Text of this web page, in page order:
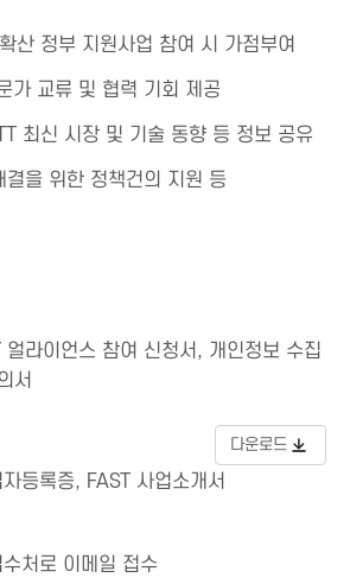
산 정부 지원사업 참여 시 가점부여
가 교류 및 협력 기회 제공
최신 시장 및 기술 동향 등 정보 공유
결을 위한 정책건의 지원 등
라이언스 참여 신청서, 개인정보 수집
서
다운로드
등록증, FAST 사업소개서
처로 이메일 접수